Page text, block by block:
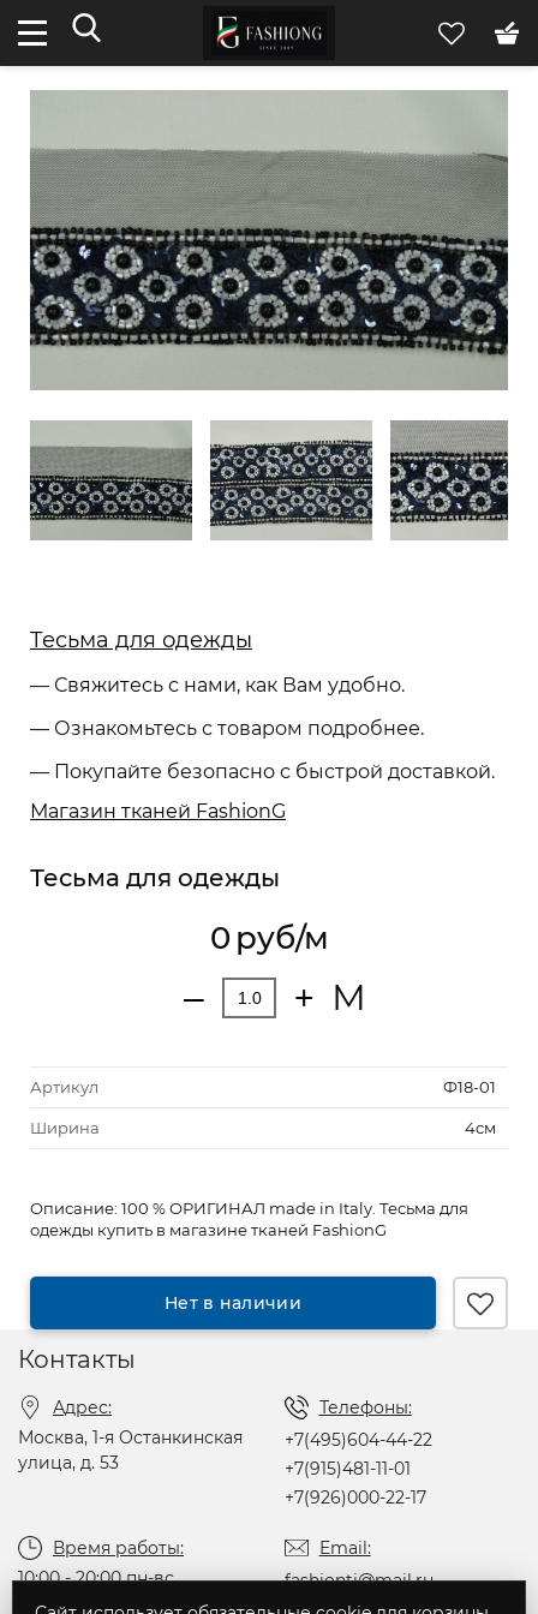
Тесьма для одежды
— Свяжитесь с нами, как Вам удобно.
— Ознакомьтесь с товаром подробнее.
— Покупайте безопасно с быстрой доставкой.
Магазин тканей FashionG
Тесьма для одежды
0 руб/м
‒ + М
Артикул Ф18-01
Ширина 4см
Описание: 100 % ОРИГИНАЛ made in Italy. Тесьма для
одежды купить в магазине тканей FashionG
Нет в наличии
Контакты
Адрес:
Москва, 1-я Останкинская
улица, д. 53
Телефоны:
+7(495)604-44-22
+7(915)481-11-01
+7(926)000-22-17
Время работы:
10:00 - 20:00 пн-вс
без перерыва на обед
Email:
fashionti@mail.ru